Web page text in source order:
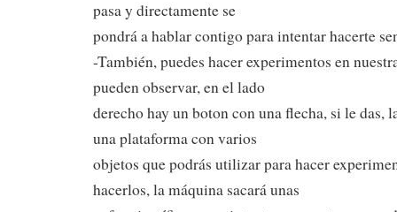
pasa y directamente se
pondrá a hablar contigo para intentar hacerte
-También, puedes hacer experimentos en
pueden observar, en el lado
derecho hay un boton con una flecha, si le das,
una plataforma con varios
objetos que podrás utilizar para hacer
hacerlos, la máquina sacará unas